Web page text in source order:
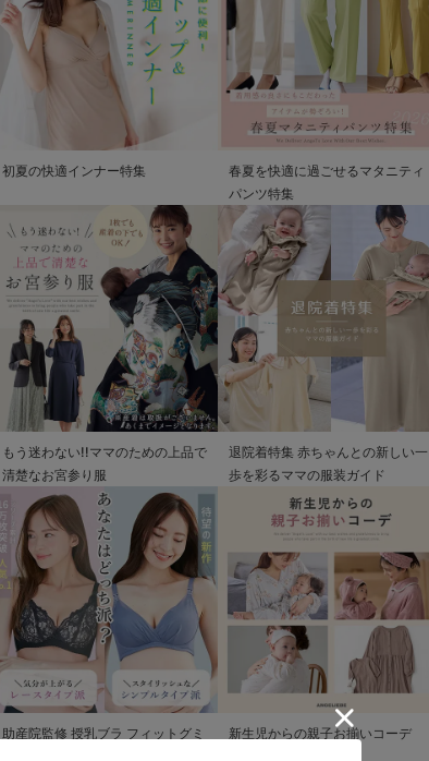
初夏の快適インナー特集
春夏を快適に過ごせるマタニティ
パンツ特集
もう迷わない!!ママのための上品で
清楚なお宮参り服
退院着特集 赤ちゃんとの新しい一
歩を彩るママの服装ガイド
助産院監修 授乳ブラ フィットグミ
新生児からの親子お揃いコーデ